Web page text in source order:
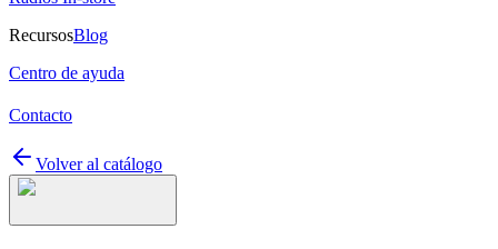
RecursosBlog
Centro de ayuda
Contacto
Volver al catálogo